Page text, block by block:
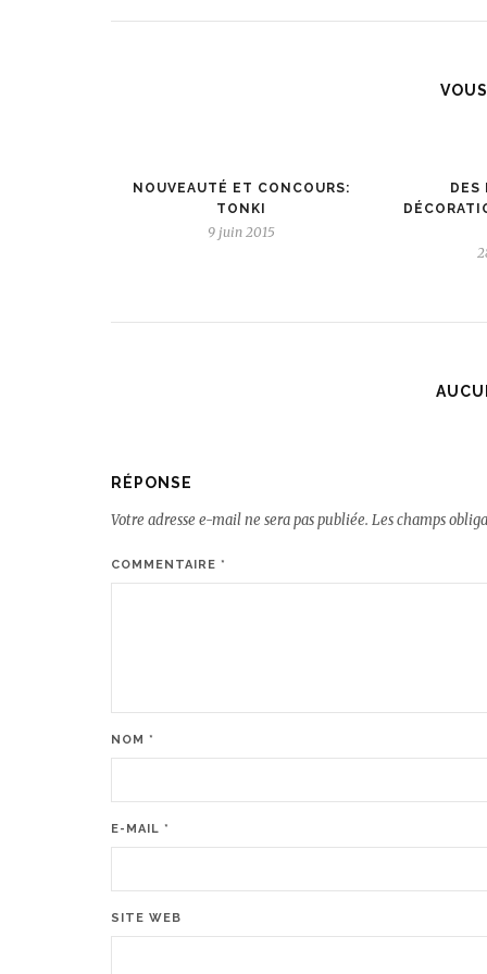
NOUVEAUTÉ ET CONCOURS:
TONKI
9 juin 2015
DES
RÉPONSE
Votre adresse e-mail ne sera pas publiée. Les champs
COMMENTAIRE *
NOM *
E-MAIL *
SITE WEB